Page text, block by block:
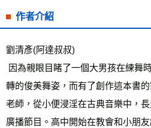
作者介紹
劉清彥(阿達叔叔)
轉的俊美舞姿，而有了創作這本書
老師，從小便浸淫在古典音樂中，
廣播節目。高中開始在教會和小朋